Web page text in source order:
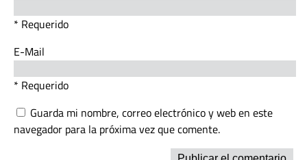
* Requerido
E-Mail
* Requerido
Guarda mi nombre, correo electrónico y web en este
navegador para la próxima vez que comente.